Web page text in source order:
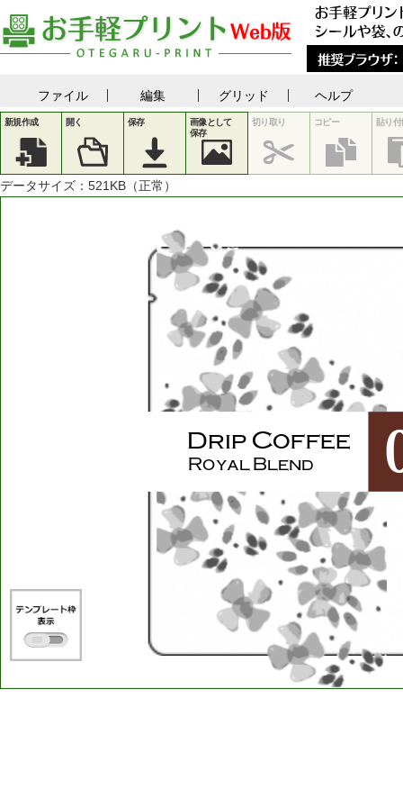
ファイル 編集 グリッド ヘルプ
新規作成 開く 保存
画像として
保存
切り取り コピー 貼り付
データサイズ： 521 KB（正常）
Drip Coffee
Royal Blend